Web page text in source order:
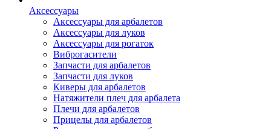
Аксессуары
Аксессуары для арбалетов
Аксессуары для луков
Аксессуары для рогаток
Виброгасители
Запчасти для арбалетов
Запчасти для луков
Киверы для арбалетов
Натяжители плеч для арбалета
Плечи для арбалетов
Прицелы для арбалетов